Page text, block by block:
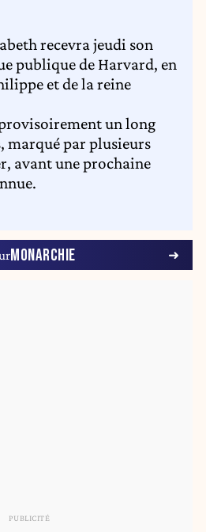
recevra jeudi son
publique de Harvard, en
et de la reine
un long
marqué par plusieurs
avant une prochaine
MONARCHIE